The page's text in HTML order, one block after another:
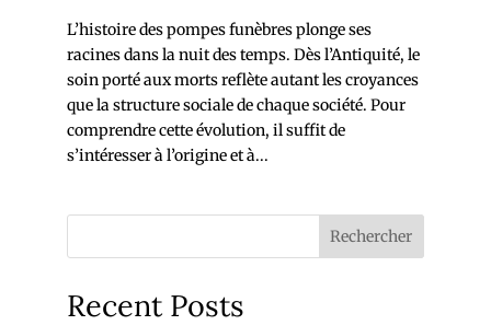
L’histoire des pompes funèbres plonge ses
racines dans la nuit des temps. Dès l’Antiquité, le
soin porté aux morts reflète autant les croyances
que la structure sociale de chaque société. Pour
comprendre cette évolution, il suffit de
s’intéresser à l’origine et à...
Rechercher
Recent Posts